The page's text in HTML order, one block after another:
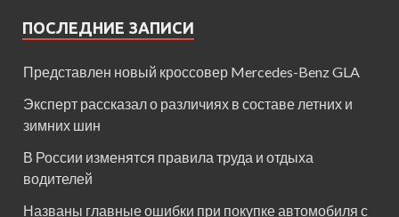
ПОСЛЕДНИЕ ЗАПИСИ
Представлен новый кроссовер Mercedes-Benz GLA
Эксперт рассказал о различиях в составе летних и
зимних шин
В России изменятся правила труда и отдыха
водителей
Названы главные ошибки при покупке автомобиля с